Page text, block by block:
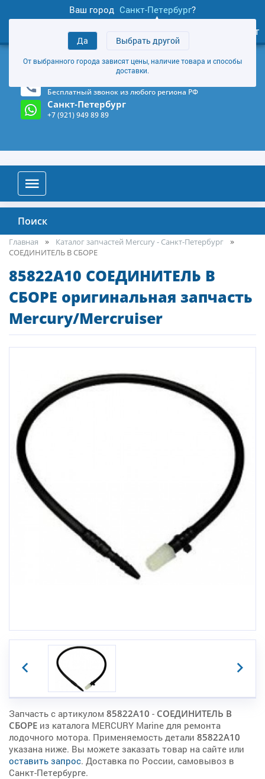
Ваш город Санкт-Петербург?
Да Выбрать другой
От выбранного города зависят цены, наличие товара и способы
доставки.
товаров
Личный кабинет
+7 (921) 949 89 89
Магазин и склад в Санкт-Петербурге (Карта)
Бесплатный звонок из любого региона РФ
Санкт-Петербург
+7 (921) 949 89 89
Поиск
Главная
Каталог запчастей Mercury - Санкт-Петербург
СОЕДИНИТЕЛЬ В СБОРЕ
85822A10 СОЕДИНИТЕЛЬ В
СБОРЕ оригинальная запчасть
Mercury/Mercruiser
Запчасть с артикулом 85822A10 - СОЕДИНИТЕЛЬ В
СБОРЕ из каталога MERCURY Marine для ремонта
лодочного мотора. Применяемость детали 85822A10
указана ниже. Вы можете заказать товар на сайте или
оставить запрос. Доставка по России, самовывоз в
Санкт-Петербурге.